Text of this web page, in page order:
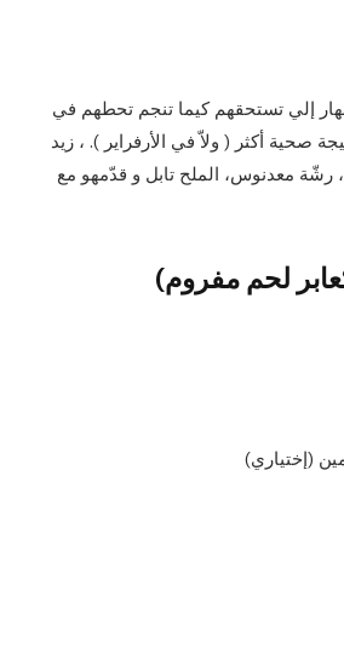
إلي تستحقهم كيما تنجم تحطهم في
صحية أكثر ( ولاّ في الأرفراير ). ، زيد
رشّة معدنوس، الملح تابل و قدّمهو مع
لحم مفروم)
(إختياري)